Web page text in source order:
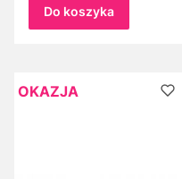
Do koszyka
OKAZJA